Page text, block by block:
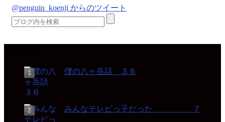
@penguin_koenji からのツイート
僕の八ヶ岳話 ３６
みんなテレビっ子だった ７